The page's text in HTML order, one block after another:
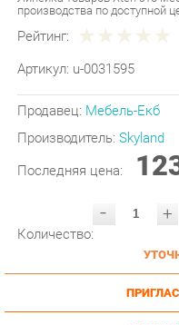
Рейтинг:
Артикул: u-0031595
Производитель:Skyland
Последняя цена: 123
-